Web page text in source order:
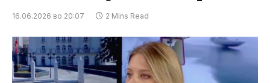
16.06.2026 во 20:07 2 Mins Read